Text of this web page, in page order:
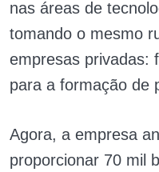
nas áreas de
tomando o mesmo
empresas privadas:
para a formação de
Agora, a empresa
proporcionar 70 mil